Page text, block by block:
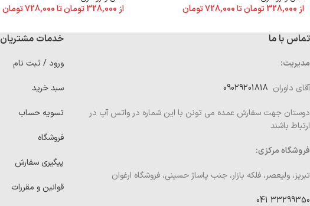
از 328,000تومانتا728,000تومان
از 328,000 تومانتا728,000تومان
تماس با ما
مدیریت:
آقای داوران
دوستان جهت سفارش عمده می تونن با این شماره در واتس آپ در
ارتباط باشند
فروشگاه مرکزی:
تبریز، ولیعصر، فلکه بازار، جنب پاساژ حسینی، فروشگاه ارغوان
33299350 041
خدمات مشتریان
ورود / ثبت نام
سبد خرید
تسویه حساب
فروشگاه
پیگیری سفارش
قوانین و مقررات